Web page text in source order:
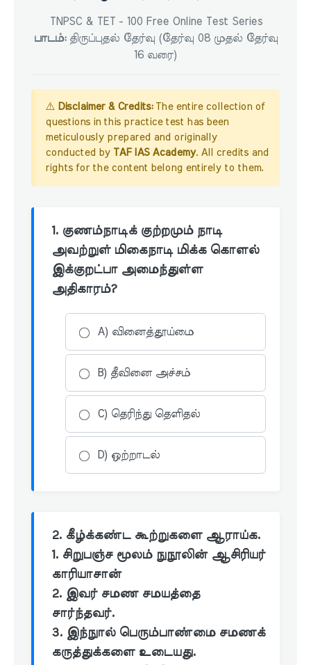
TNPSC & TET - 100 Free Online Test Series
பாடம்:திருப்புதல் தேர்வு (தேர்வு 08 முதல் தேர்வு
16 வரை)
⚠️ Disclaimer & Credits:The entire collection of
questions in this practice test has been
meticulously prepared and originally
conducted by TAF IAS Academy. All credits and
rights for the content belong entirely to them.
1. குணம்நாடிக் குற்றமும் நாடி
அவற்றுள் மிகைநாடி மிக்க கொளல்
இக்குறட்பா அமைந்துள்ள
அதிகாரம்?
A) வினைத்தூய்மை
B) தீவினை அச்சம்
C) தெரிந்து தெளிதல்
D) ஒற்றாடல்
2. கீழ்க்கண்ட கூற்றுகளை ஆராய்க.
1. சிறுபஞ்ச மூலம் நுநூலின் ஆசிரியர்
காரியாசான்
2. இவர் சமண சமயத்தை
சார்ந்தவர்.
3. இந்நுால் பெரும்பாண்மை சமணக்
கருத்துக்களை உடையது.